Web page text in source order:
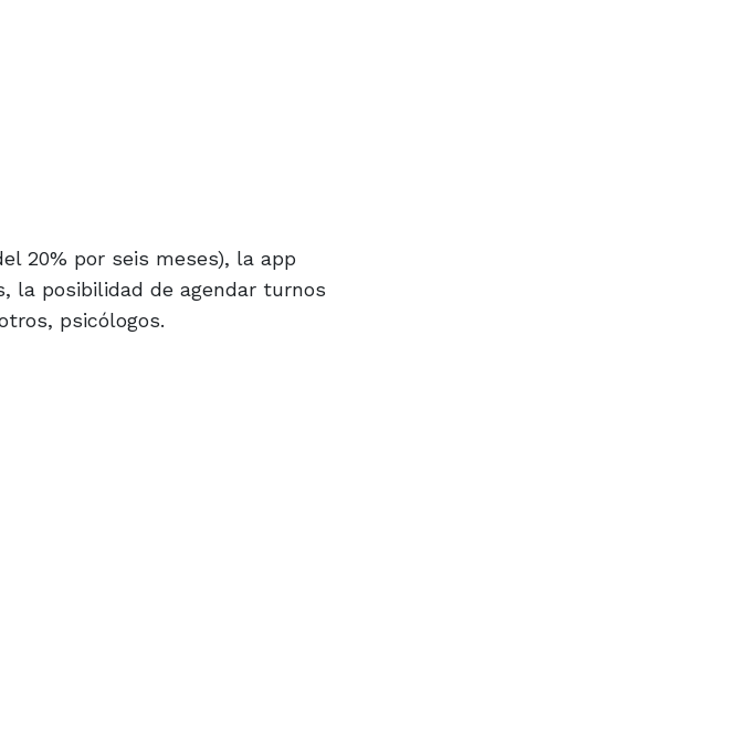
20% por seis meses), la app
la posibilidad de agendar turnos
psicólogos.